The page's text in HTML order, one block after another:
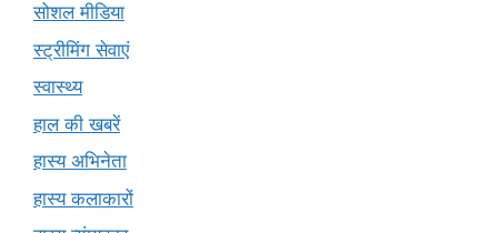
सोशल मीडिया
स्ट्रीमिंग सेवाएं
स्वास्थ्य
हाल की खबरें
हास्य अभिनेता
हास्य कलाकारों